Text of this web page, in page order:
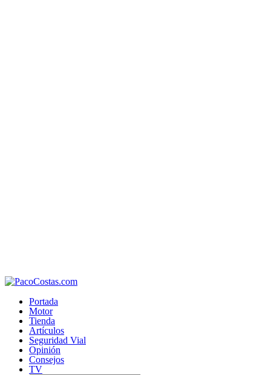
Portada
Motor
Tienda
Artículos
Seguridad Vial
Opinión
Consejos
TV